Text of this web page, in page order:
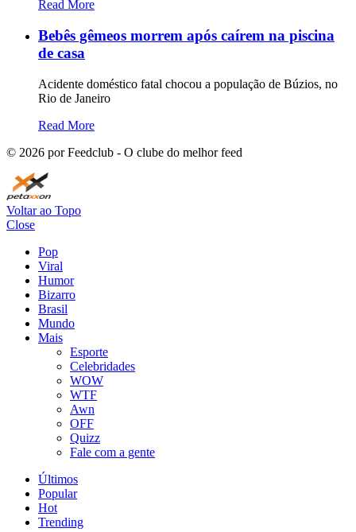
Read More
Bebês gêmeos morrem após caírem na piscina
de casa
Acidente doméstico fatal chocou a população de Búzios, no
Rio de Janeiro
Read More
© 2026 por Feedclub - O clube do melhor feed
Voltar ao Topo
Close
Pop
Viral
Humor
Bizarro
Brasil
Mundo
Mais
Esporte
Celebridades
WOW
WTF
Awn
OFF
Quizz
Fale com a gente
Últimos
Popular
Hot
Trending